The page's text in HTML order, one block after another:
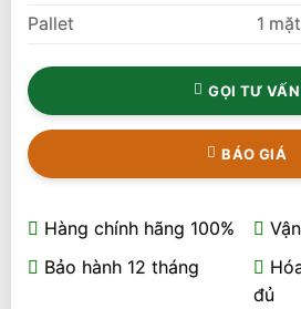
Pallet
1 mặt
GỌI TƯ VẤN
BÁO GIÁ
Hàng chính hãng 100%
Bảo hành 12 tháng
đủ